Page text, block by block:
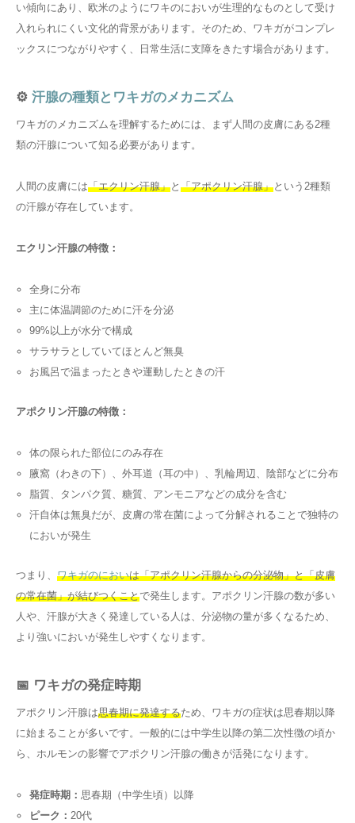
い傾向にあり、欧米のようにワキのにおいが生理的なものとして受け
入れられにくい文化的背景があります。そのため、ワキガがコンプレ
ックスにつながりやすく、日常生活に支障をきたす場合があります。
⚙️ 汗腺の種類とワキガのメカニズム
ワキガのメカニズムを理解するためには、まず人間の皮膚にある2種
類の汗腺について知る必要があります。
人間の皮膚には「エクリン汗腺」と 「アポクリン汗腺」という2種類
の汗腺が存在しています。
エクリン汗腺の特徴：
全身に分布
主に体温調節のために汗を分泌
99%以上が水分で構成
サラサラとしていてほとんど無臭
お風呂で温まったときや運動したときの汗
アポクリン汗腺の特徴：
体の限られた部位にのみ存在
腋窩（わきの下）、外耳道（耳の中）、乳輪周辺、陰部などに分布
脂質、タンパク質、糖質、アンモニアなどの成分を含む
汗自体は無臭だが、皮膚の常在菌によって分解されることで独特の
においが発生
つまり、 ワキガのにおいは「アポクリン汗腺からの分泌物」と「皮膚
の常在菌」が結びつくことで発生します。アポクリン汗腺の数が多い
人や、汗腺が大きく発達している人は、分泌物の量が多くなるため、
より強いにおいが発生しやすくなります。
📅 ワキガの発症時期
アポクリン汗腺は思春期に発達するため、ワキガの症状は思春期以降
に始まることが多いです。一般的には中学生以降の第二次性徴の頃か
ら、ホルモンの影響でアポクリン汗腺の働きが活発になります。
発症時期： 思春期（中学生頃）以降
ピーク： 20代